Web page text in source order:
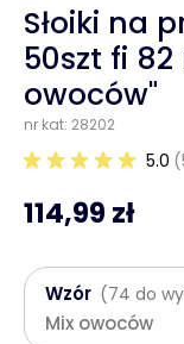
Słoiki na
50szt fi
owoców"
nr kat: 28202
5.0
114,99 zł
Wzór (74 do
Mix owoców